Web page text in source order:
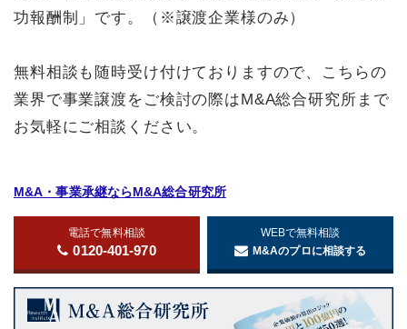
功報酬制」です。（※譲渡企業様のみ）
無料相談も随時受け付けておりますので、こちらの
業界で事業譲渡をご検討の際はM&A総合研究所まで
お気軽にご相談ください。
M&A・事業承継ならM&A総合研究所
電話で無料相談
0120-401-970
WEBで無料相談
M&Aのプロに相談する